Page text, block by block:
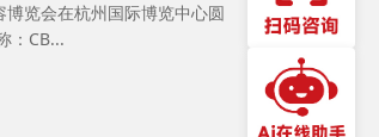
览会在杭州国际博览中心圆
：CB...